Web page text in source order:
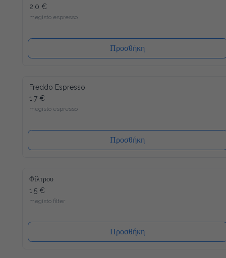
2.0 €
megisto espresso
Προσθήκη
Freddo Espresso
1.7 €
megisto espresso
Προσθήκη
Φίλτρου
1.5 €
megisto filter
Προσθήκη